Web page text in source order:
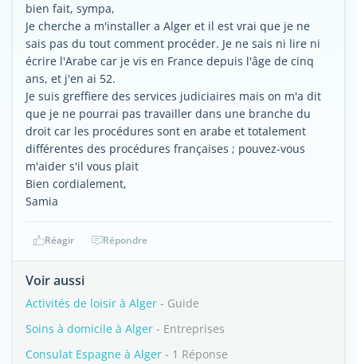
bien fait, sympa,
Je cherche a m'installer a Alger et il est vrai que je ne
sais pas du tout comment procéder. Je ne sais ni lire ni
écrire l'Arabe car je vis en France depuis l'âge de cinq
ans, et j'en ai 52.
Je suis greffiere des services judiciaires mais on m'a dit
que je ne pourrai pas travailler dans une branche du
droit car les procédures sont en arabe et totalement
différentes des procédures françaises ; pouvez-vous
m'aider s'il vous plait
Bien cordialement,
Samia
Réagir Répondre
Voir aussi
Activités de loisir à Alger - Guide
Soins à domicile à Alger - Entreprises
Consulat Espagne à Alger - 1 Réponse